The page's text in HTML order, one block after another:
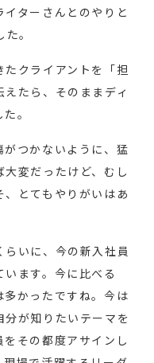
ターさんとのやりと
。
クライアントを「担
たら、そのままディ
。
つかないように、猛
変だったけど、むし
とてもやりがいはあ
らいに、今の新入社員
ます。今に比べる
かったですね。今は
が知りたいテーマを
その都度アサインし